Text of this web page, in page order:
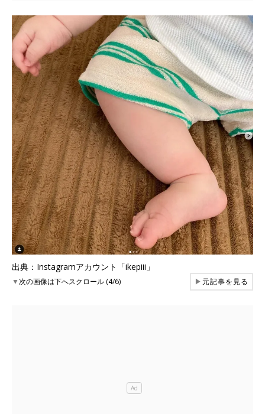
出典：Instagramアカウント「ikepiii」
▼次の画像は下へスクロール (4/6) ▶元記事を見る